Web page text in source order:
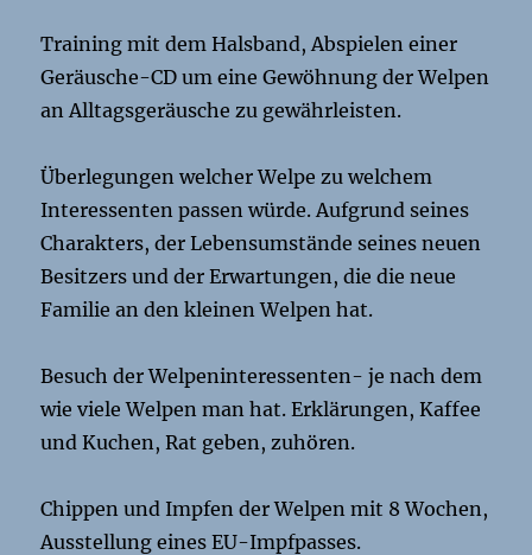
Training mit dem Halsband, Abspielen einer
Geräusche-CD um eine Gewöhnung der Welpen
an Alltagsgeräusche zu gewährleisten.
Überlegungen welcher Welpe zu welchem
Interessenten passen würde. Aufgrund seines
Charakters, der Lebensumstände seines neuen
Besitzers und der Erwartungen, die die neue
Familie an den kleinen Welpen hat.
Besuch der Welpeninteressenten- je nach dem
wie viele Welpen man hat. Erklärungen, Kaffee
und Kuchen, Rat geben, zuhören.
Chippen und Impfen der Welpen mit 8 Wochen,
Ausstellung eines EU-Impfpasses.